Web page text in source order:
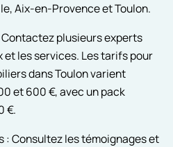
Aix-en-Provence et Toulon.
Contactez plusieurs experts
et les services. Les tarifs pour
dans Toulon varient
et 600 €, avec un pack
€.
: Consultez les témoignages et